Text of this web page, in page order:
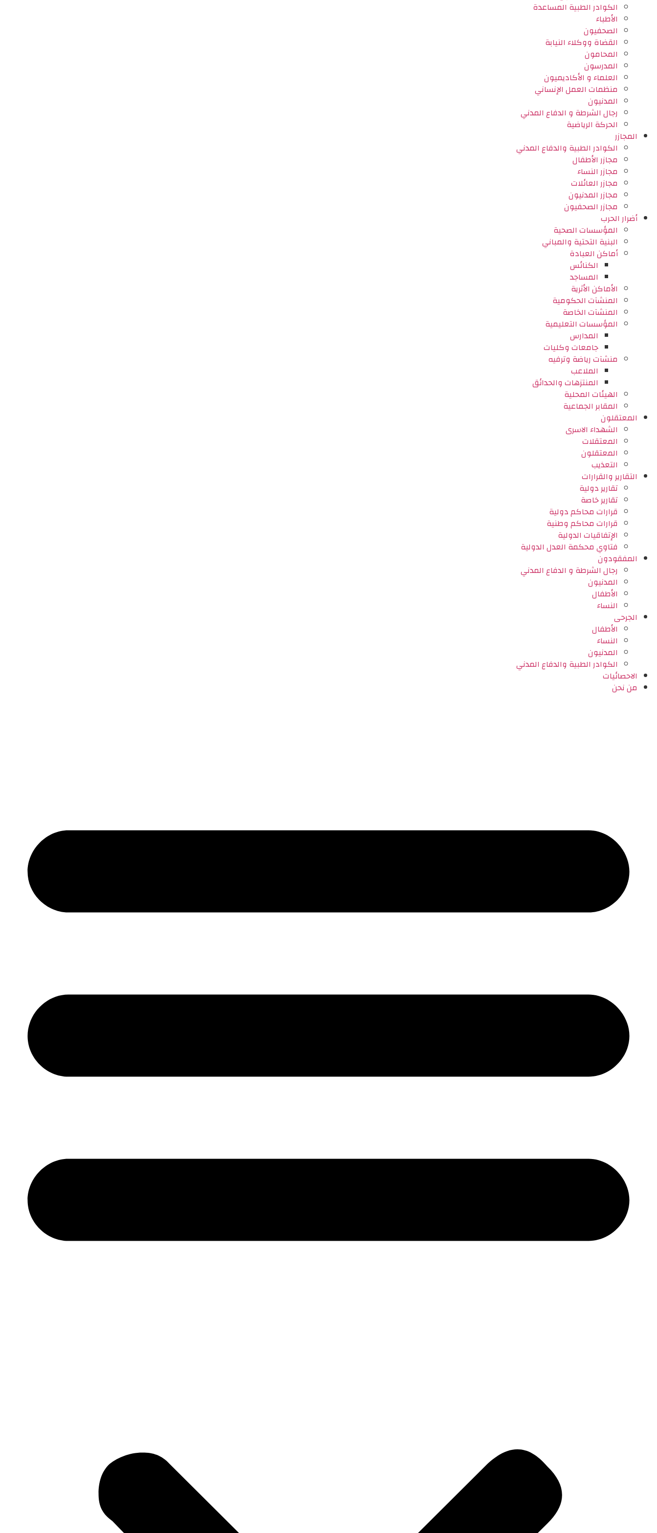
الكوادر الطبية المساعدة
الأطباء
الصحفيون
القضاة ووكلاء النيابة
المحامون
المدرسون
العلماء و الأكاديميون
منظمات العمل الإنساني
المدنيون
رجال الشرطة و الدفاع المدني
الحركة الرياضية
المجازر
الكوادر الطبية والدفاع المدني
مجازر الأطفال
مجازر النساء
مجازر العائلات
مجازر المدنيون
مجازر الصحفيون
أضرار الحرب
المؤسسات الصحية
البنية التحتية والمباني
أماكن العبادة
الكنائس
المساجد
الأماكن الأثرية
المنشآت الحكومية
المنشآت الخاصة
المؤسسات التعليمية
المدارس
جامعات وكليات
منشآت رياضة وترفيه
الملاعب
المنتزهات والحدائق
الهيئات المحلية
المقابر الجماعية
المعتقلون
الشهداء الاسرى
المعتقلات
المعتقلون
التعذيب
التقارير والقرارات
تقارير دولية
تقارير خاصة
قرارات محاكم دولية
قرارات محاكم وطنية
الإتفاقيات الدولية
فتاوي محكمة العدل الدولية
المفقودون
رجال الشرطة و الدفاع المدني
المدنيون
الأطفال
النساء
الجرحى
الأطفال
النساء
المدنيون
الكوادر الطبية والدفاع المدني
الاحصائيات
من نحن